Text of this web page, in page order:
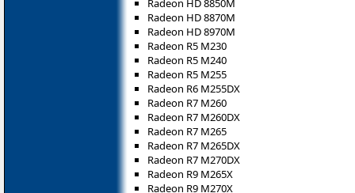
Radeon HD 8870M
Radeon HD 8970M
Radeon R5 M230
Radeon R5 M240
Radeon R5 M255
Radeon R6 M255DX
Radeon R7 M260
Radeon R7 M260DX
Radeon R7 M265
Radeon R7 M265DX
Radeon R7 M270DX
Radeon R9 M265X
Radeon R9 M270X